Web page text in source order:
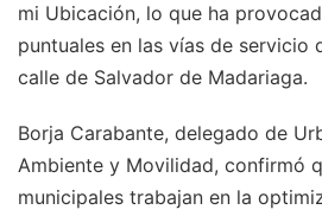
mi Ubicación, lo que ha
puntuales en las vías de servicio
calle de Salvador de Madariaga.
Borja Carabante, delegado de
Ambiente y Movilidad, confirmó
municipales trabajan en la